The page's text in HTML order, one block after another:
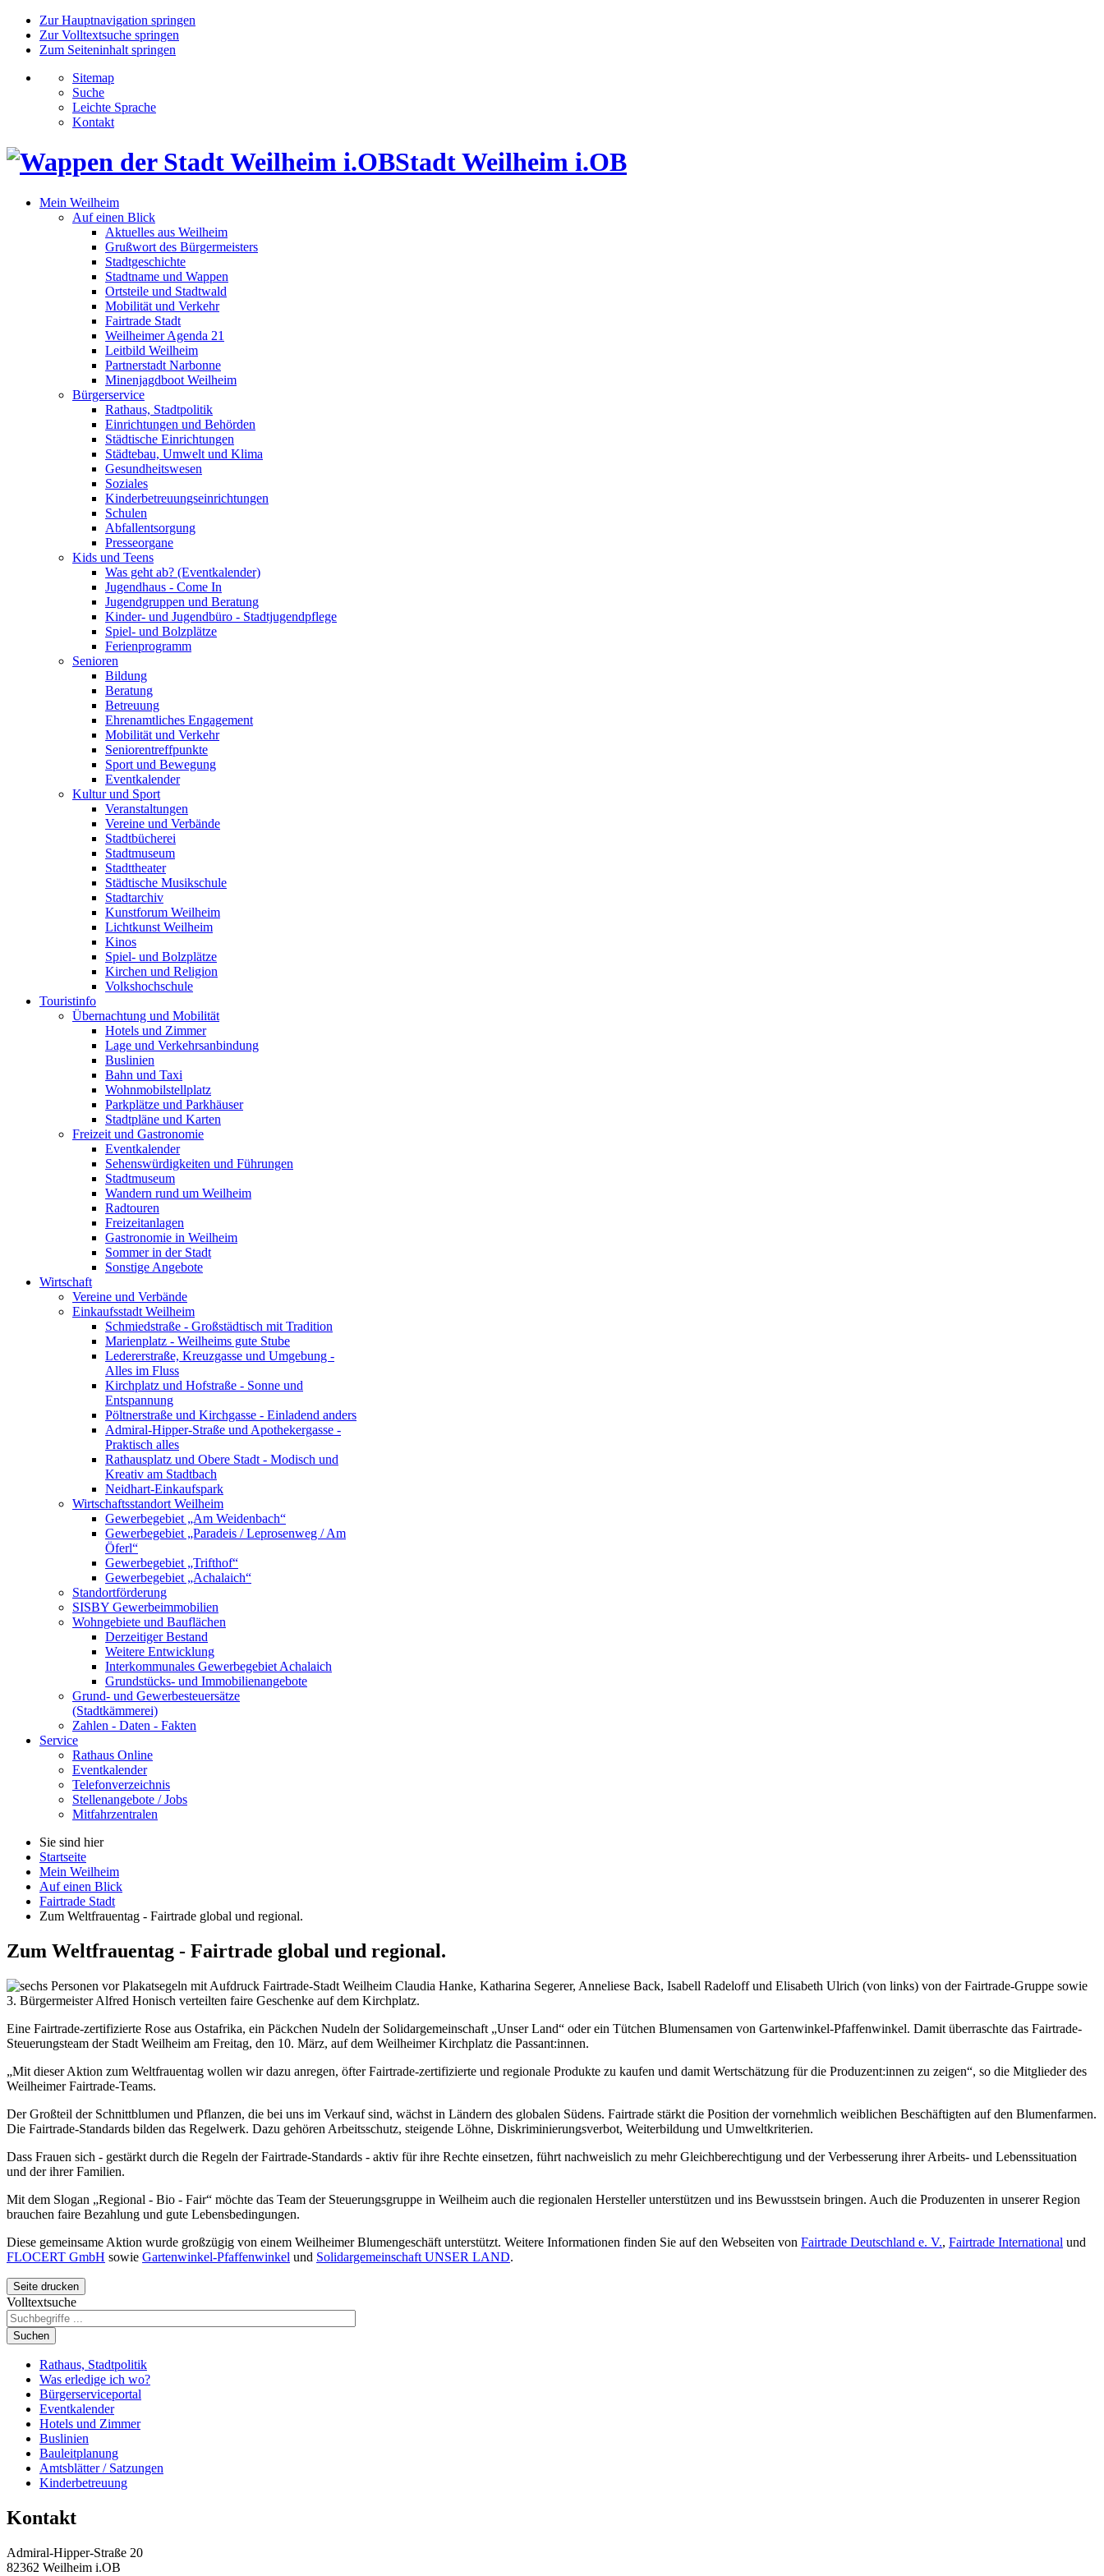
Zur Hauptnavigation springen
Zur Volltextsuche springen
Zum Seiteninhalt springen
Sitemap
Suche
Leichte Sprache
Kontakt
Stadt Weilheim i.OB
Mein Weilheim
Auf einen Blick
Aktuelles aus Weilheim
Grußwort des Bürgermeisters
Stadtgeschichte
Stadtname und Wappen
Ortsteile und Stadtwald
Mobilität und Verkehr
Fairtrade Stadt
Weilheimer Agenda 21
Leitbild Weilheim
Partnerstadt Narbonne
Minenjagdboot Weilheim
Bürgerservice
Rathaus, Stadtpolitik
Einrichtungen und Behörden
Städtische Einrichtungen
Städtebau, Umwelt und Klima
Gesundheitswesen
Soziales
Kinderbetreuungseinrichtungen
Schulen
Abfallentsorgung
Presseorgane
Kids und Teens
Was geht ab? (Eventkalender)
Jugendhaus - Come In
Jugendgruppen und Beratung
Kinder- und Jugendbüro - Stadtjugendpflege
Spiel- und Bolzplätze
Ferienprogramm
Senioren
Bildung
Beratung
Betreuung
Ehrenamtliches Engagement
Mobilität und Verkehr
Seniorentreffpunkte
Sport und Bewegung
Eventkalender
Kultur und Sport
Veranstaltungen
Vereine und Verbände
Stadtbücherei
Stadtmuseum
Stadttheater
Städtische Musikschule
Stadtarchiv
Kunstforum Weilheim
Lichtkunst Weilheim
Kinos
Spiel- und Bolzplätze
Kirchen und Religion
Volkshochschule
Touristinfo
Übernachtung und Mobilität
Hotels und Zimmer
Lage und Verkehrsanbindung
Buslinien
Bahn und Taxi
Wohnmobilstellplatz
Parkplätze und Parkhäuser
Stadtpläne und Karten
Freizeit und Gastronomie
Eventkalender
Sehenswürdigkeiten und Führungen
Stadtmuseum
Wandern rund um Weilheim
Radtouren
Freizeitanlagen
Gastronomie in Weilheim
Sommer in der Stadt
Sonstige Angebote
Wirtschaft
Vereine und Verbände
Einkaufsstadt Weilheim
Schmiedstraße - Großstädtisch mit Tradition
Marienplatz - Weilheims gute Stube
Ledererstraße, Kreuzgasse und Umgebung -
Alles im Fluss
Kirchplatz und Hofstraße - Sonne und
Entspannung
Pöltnerstraße und Kirchgasse - Einladend anders
Admiral-Hipper-Straße und Apothekergasse -
Praktisch alles
Rathausplatz und Obere Stadt - Modisch und
Kreativ am Stadtbach
Neidhart-Einkaufspark
Wirtschaftsstandort Weilheim
Gewerbegebiet „Am Weidenbach“
Gewerbegebiet „Paradeis / Leprosenweg / Am
Öferl“
Gewerbegebiet „Trifthof“
Gewerbegebiet „Achalaich“
Standortförderung
SISBY Gewerbeimmobilien
Wohngebiete und Bauflächen
Derzeitiger Bestand
Weitere Entwicklung
Interkommunales Gewerbegebiet Achalaich
Grundstücks- und Immobilienangebote
Grund- und Gewerbesteuersätze
(Stadtkämmerei)
Zahlen - Daten - Fakten
Service
Rathaus Online
Eventkalender
Telefonverzeichnis
Stellenangebote / Jobs
Mitfahrzentralen
Sie sind hier
Startseite
Mein Weilheim
Auf einen Blick
Fairtrade Stadt
Zum Weltfrauentag - Fairtrade global und regional.
Zum Weltfrauentag - Fairtrade global und regional.
Claudia Hanke, Katharina Segerer, Anneliese Back, Isabell Radeloff und Elisabeth Ulrich (von links) von der Fairtrade-Gruppe sowie
3. Bürgermeister Alfred Honisch verteilten faire Geschenke auf dem Kirchplatz.
Eine Fairtrade-zertifizierte Rose aus Ostafrika, ein Päckchen Nudeln der Solidargemeinschaft „Unser Land“ oder ein Tütchen Blumensamen von Gartenwinkel-Pfaffenwinkel. Damit überraschte das Fairtrade-
Steuerungsteam der Stadt Weilheim am Freitag, den 10. März, auf dem Weilheimer Kirchplatz die Passant:innen.
„Mit dieser Aktion zum Weltfrauentag wollen wir dazu anregen, öfterFairtrade-zertifizierte und regionale Produkte zu kaufen und damit Wertschätzung für die Produzent:innen zu zeigen“, so die Mitglieder des
WeilheimerFairtrade-Teams.
Der Großteil der Schnittblumen und Pflanzen, die bei uns im Verkauf sind, wächst in Ländern des globalen Südens. Fairtrade stärkt die Position der vornehmlich weiblichen Beschäftigten auf den Blumenfarmen.
Die Fairtrade-Standards bilden das Regelwerk. Dazu gehören Arbeitsschutz, steigende Löhne, Diskriminierungsverbot, Weiterbildung und Umweltkriterien.
Dass Frauen sich - gestärkt durch die Regeln derFairtrade-Standards - aktiv für ihre Rechte einsetzen, führt nachweislich zu mehr Gleichberechtigung und der Verbesserung ihrer Arbeits- und Lebenssituation
und der ihrer Familien.
Mit dem Slogan „Regional - Bio - Fair“ möchte das Team der Steuerungsgruppe in Weilheim auch die regionalen Hersteller unterstützen und ins Bewusstsein bringen. Auch die Produzenten in unserer Region
brauchen faire Bezahlung und gute Lebensbedingungen.
Diese gemeinsame Aktion wurde großzügig von einem Weilheimer Blumengeschäft unterstützt. Weitere Informationen finden Sie auf den Webseiten von Fairtrade Deutschland e. V., Fairtrade International und
FLOCERT GmbH sowie Gartenwinkel-Pfaffenwinkel und Solidargemeinschaft UNSER LAND.
Seite drucken
Volltextsuche
Suchen
Rathaus, Stadtpolitik
Was erledige ich wo?
Bürgerserviceportal
Eventkalender
Hotels und Zimmer
Buslinien
Bauleitplanung
Amtsblätter / Satzungen
Kinderbetreuung
Kontakt
Admiral-Hipper-Straße 20
82362 Weilheim i.OB